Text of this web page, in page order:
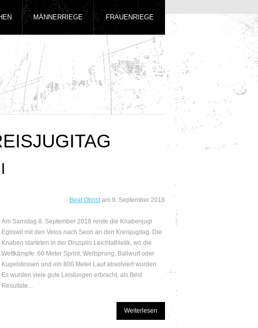
MÄNNERRIEGE FRAUENRIEGE
Beat Obristam 9. September 2018
Am Samstag 8. September 2018 reiste die Knabenjugi
Egliswil mit den Velos nach Seon an den Kreisjugitag. Die
Knaben starteten in der Disziplin Leichtathletik, wo die
Wettkämpfe: 60 Meter Sprint, Weitsprung, Ballwurf oder
Kugelstossen und ein 800 Meter Lauf absolviert wurden.
Es wurden viele gute Leistungen erbracht, als Best
Resultate...
Weiterlesen